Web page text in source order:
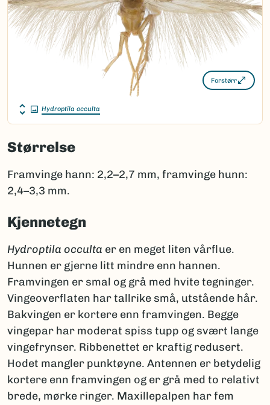
Forstørr
Hydroptila occulta
Størrelse
Framvinge hann: 2,2–2,7 mm, framvinge hunn:
2,4–3,3 mm.
Kjennetegn
Hydroptila occulta er en meget liten vårflue.
Hunnen er gjerne litt mindre enn hannen.
Framvingen er smal og grå med hvite tegninger.
Vingeoverflaten har tallrike små, utstående hår.
Bakvingen er kortere enn framvingen. Begge
vingepar har moderat spiss tupp og svært lange
vingefrynser. Ribbenettet er kraftig redusert.
Hodet mangler punktøyne. Antennen er betydelig
kortere enn framvingen og er grå med to relativt
brede, mørke ringer. Maxillepalpen har fem